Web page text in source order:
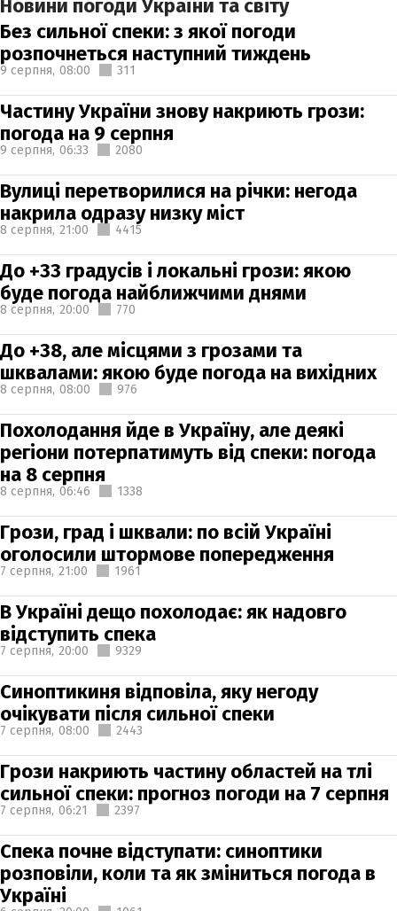
Новини погоди України та світу
Без сильної спеки: з якої погоди
розпочнеться наступний тиждень
9 серпня, 08:00 311
Частину України знову накриють грози:
погода на 9 серпня
9 серпня, 06:33 2080
Вулиці перетворилися на річки: негода
накрила одразу низку міст
8 серпня, 21:00 4415
До +33 градусів і локальні грози: якою
буде погода найближчими днями
8 серпня, 20:00 770
До +38, але місцями з грозами та
шквалами: якою буде погода на вихідних
8 серпня, 08:00 976
Похолодання йде в Україну, але деякі
регіони потерпатимуть від спеки: погода
на 8 серпня
8 серпня, 06:46 1338
Грози, град і шквали: по всій Україні
оголосили штормове попередження
7 серпня, 21:00 1961
В Україні дещо похолодає: як надовго
відступить спека
7 серпня, 20:00 9329
Синоптикиня відповіла, яку негоду
очікувати після сильної спеки
7 серпня, 08:00 2443
Грози накриють частину областей на тлі
сильної спеки: прогноз погоди на 7 серпня
7 серпня, 06:21 2397
Спека почне відступати: синоптики
розповіли, коли та як зміниться погода в
Україні